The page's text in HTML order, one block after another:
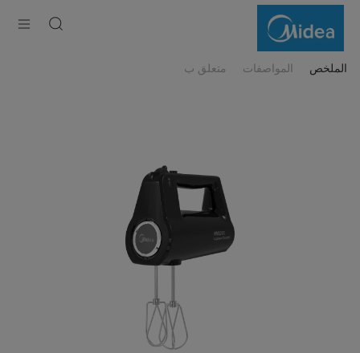
الملخص المواصفات متعلق ب